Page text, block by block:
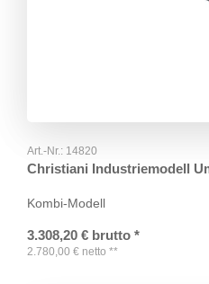
Art.-Nr.: 14820
Christiani Industriemodell
Kombi-Modell
3.308,20 € brutto *
2.780,00 € netto **